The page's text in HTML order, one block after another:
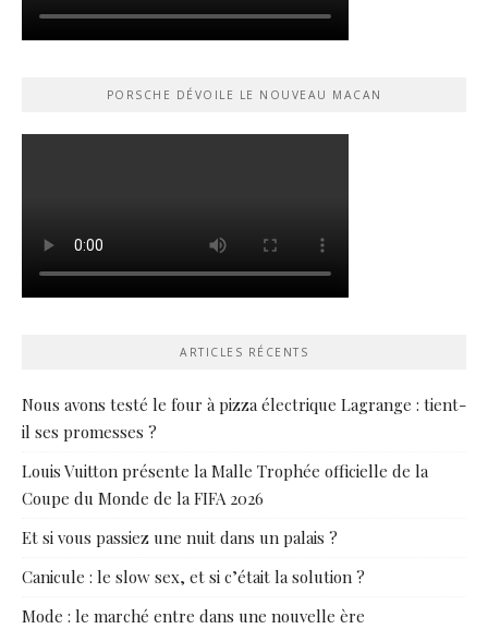
PORSCHE DÉVOILE LE NOUVEAU MACAN
ARTICLES RÉCENTS
Nous avons testé le four à pizza électrique Lagrange : tient-
il ses promesses ?
Louis Vuitton présente la Malle Trophée officielle de la
Coupe du Monde de la FIFA 2026
Et si vous passiez une nuit dans un palais ?
Canicule : le slow sex, et si c’était la solution ?
Mode : le marché entre dans une nouvelle ère